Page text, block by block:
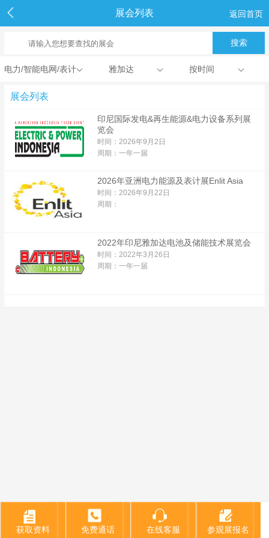
展会列表 返回首页
获取资料 免费通话 在线客服 参观展报名
电力/智能电网/表计 雅加达 按时间
展会列表
印尼国际发电&再生能源&电力设备系列展
览会
时间：2026年9月2日
周期：一年一届
2026年亚洲电力能源及表计展Enlit Asia
时间：2026年9月22日
周期：
2022年印尼雅加达电池及储能技术展览会
时间：2022年3月26日
周期：一年一届
获取资料 免费通话 在线客服 参观展报名